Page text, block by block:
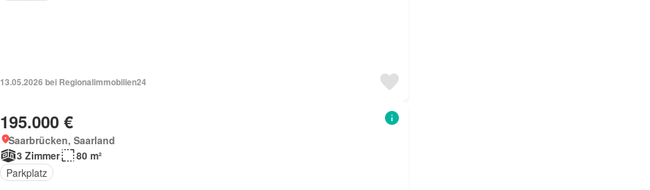
13.05.2026 bei Regionalimmobilien24
195.000 €
Saarbrücken, Saarland
3 Zimmer
80 m²
Parkplatz